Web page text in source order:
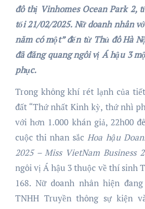
đô thị Vinhomes Ocean Park 2,
tối 21/02/2025. Nữ doanh nhân
năm có một” đến từ Thủ đô Hà
đã đăng quang ngôi vị Á hậu 3
phục.
Trong không khí rét lạnh của
đất “Thứ nhất Kinh kỳ, thứ nhì
với hơn 1.000 khán giả, 22h00
cuộc thi nhan sắc Hoa hậu
2025 – Miss VietNam Business
ngôi vị Á hậu 3 thuộc về thí sinh
168. Nữ doanh nhân hiện
TNHH Truyền thông sự kiện